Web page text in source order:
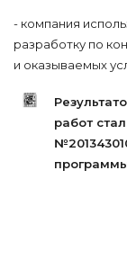
- компания
разработку по
и оказываемых
работ